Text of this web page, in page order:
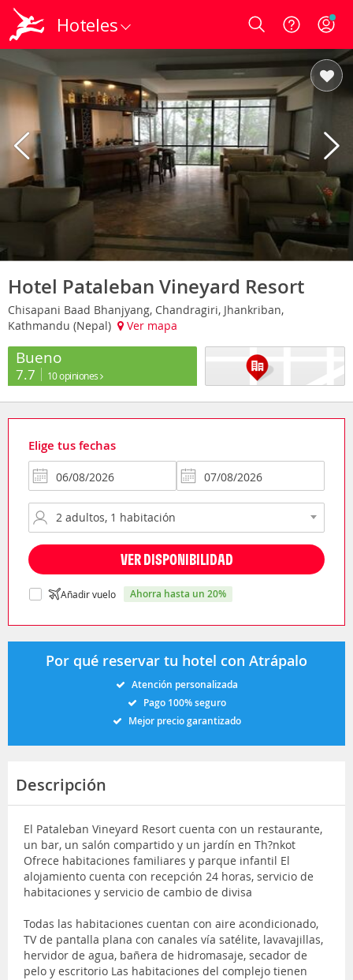
Hoteles Login
Hotel Pataleban Vineyard Resort
Chisapani Baad Bhanjyang, Chandragiri, Jhankriban,
Kathmandu (Nepal)
Ver mapa
Bueno
7.7 10 opiniones
Elige tus fechas
VER DISPONIBILIDAD
Añadir vuelo ahorra hasta un 20%
Por qué reservar tu hotel con Atrápalo
Atención personalizada
Pago 100% seguro
Mejor precio garantizado
Descripción
El Pataleban Vineyard Resort cuenta con un restaurante,
un bar, un salón compartido y un jardín en Th?nkot
Ofrece habitaciones familiares y parque infantil El
alojamiento cuenta con recepción 24 horas, servicio de
habitaciones y servicio de cambio de divisa
Todas las habitaciones cuentan con aire acondicionado,
TV de pantalla plana con canales vía satélite, lavavajillas,
hervidor de agua, bañera de hidromasaje, secador de
pelo y escritorio Las habitaciones del complejo tienen